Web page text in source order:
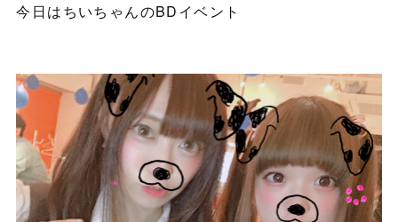
今日はちいちゃんのBDイベント